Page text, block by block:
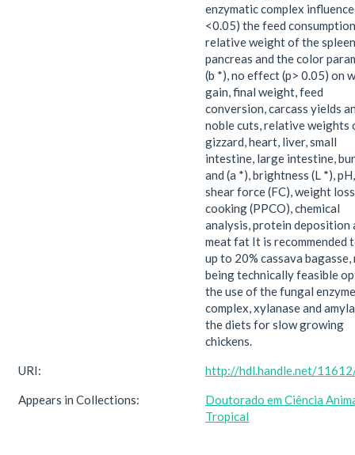
enzymatic complex
<0.05) the feed
relative weight of the
pancreas and the color
(b *), no effect (p> 0.05) on
gain, final weight, feed
conversion, carcass yields
noble cuts, relative weights
gizzard, heart, liver, small
intestine, large intestine,
and (a *), brightness (L *), pH,
shear force (FC), weight
cooking (PPCO), chemical
analysis, protein deposition
meat fat It is recommended
up to 20% cassava bagasse,
being technically feasible
the use of the fungal enzyme
complex, xylanase and
the diets for slow growing
chickens.
URI: http://hdl.handle.net/
Appears in Collections:
Doutorado em Ciência
Tropical